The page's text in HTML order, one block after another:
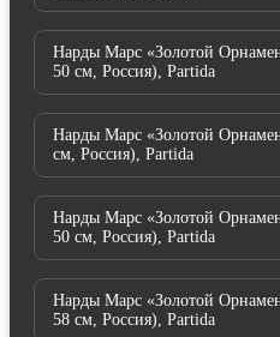
Нарды Марс «Золотой
50 см, Россия), Partida
Нарды Марс «Золотой
см, Россия), Partida
Нарды Марс «Золотой
50 см, Россия), Partida
Нарды Марс «Золотой
58 см, Россия), Partida